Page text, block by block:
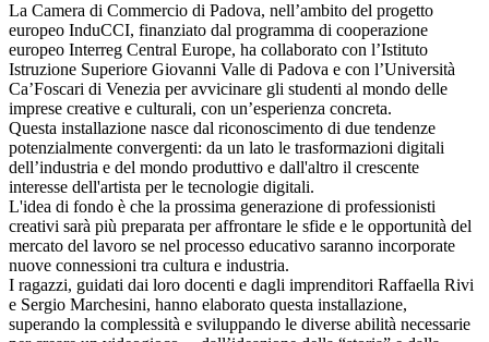
La Camera di Commercio di Padova, nell’ambito del progetto
europeo InduCCI, finanziato dal programma di cooperazione
europeo Interreg Central Europe, ha collaborato con l’Istituto
Istruzione Superiore Giovanni Valle di Padova e con l’Università
Ca’Foscari di Venezia per avvicinare gli studenti al mondo delle
imprese creative e culturali, con un’esperienza concreta.
Questa installazione nasce dal riconoscimento di due tendenze
potenzialmente convergenti: da un lato le trasformazioni digitali
dell’industria e del mondo produttivo e dall'altro il crescente
interesse dell'artista per le tecnologie digitali.
L'idea di fondo è che la prossima generazione di professionisti
creativi sarà più preparata per affrontare le sfide e le opportunità del
mercato del lavoro se nel processo educativo saranno incorporate
nuove connessioni tra cultura e industria.
I ragazzi, guidati dai loro docenti e dagli imprenditori Raffaella Rivi
e Sergio Marchesini, hanno elaborato questa installazione,
superando la complessità e sviluppando le diverse abilità necessarie